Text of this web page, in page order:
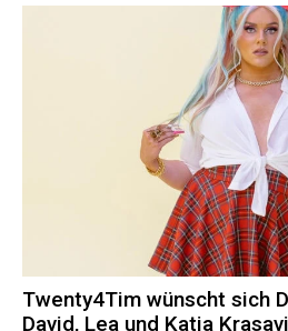
Twenty4Tim wünscht sich
David, Lea und Katja